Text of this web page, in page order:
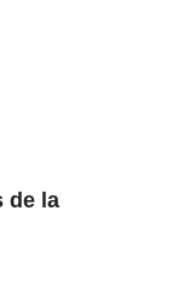
de la